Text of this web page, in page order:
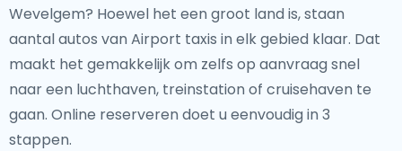
Wevelgem? Hoewel het een groot land is, staan
aantal autos van Airport taxis in elk gebied klaar. Dat
maakt het gemakkelijk om zelfs op aanvraag snel
naar een luchthaven, treinstation of cruisehaven te
gaan. Online reserveren doet u eenvoudig in 3
stappen.